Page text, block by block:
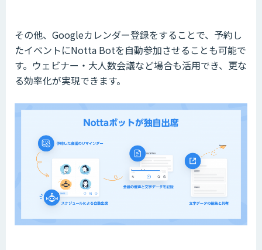
その他、Googleカレンダー登録をすることで、予約し
たイベントにNotta Botを自動参加させることも可能で
す。ウェビナー・大人数会議など場合も活用でき、更な
る効率化が実現できます。